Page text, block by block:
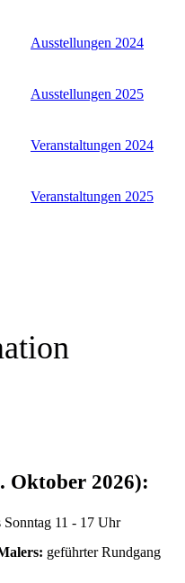
Ausstellungen 2024
Ausstellungen 2025
Veranstaltungen 2024
Veranstaltungen 2025
Oktober 2026):
Sonntag 11 - 17 Uhr
geführter Rundgang